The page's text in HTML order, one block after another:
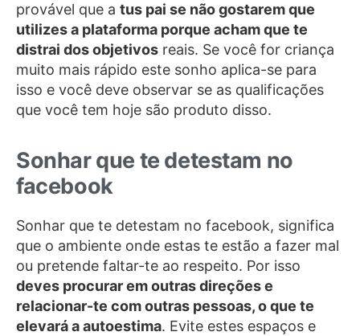
provável que a tus pai se não gostarem que
utilizes a plataforma porque acham que te
distrai dos objetivos reais. Se você for criança
muito mais rápido este sonho aplica-se para
isso e você deve observar se as qualificações
que você tem hoje são produto disso.
Sonhar que te detestam no
facebook
Sonhar que te detestam no facebook, significa
que o ambiente onde estas te estão a fazer mal
ou pretende faltar-te ao respeito. Por isso
deves procurar em outras direções e
relacionar-te com outras pessoas, o que te
elevará a autoestima. Evite estes espaços e